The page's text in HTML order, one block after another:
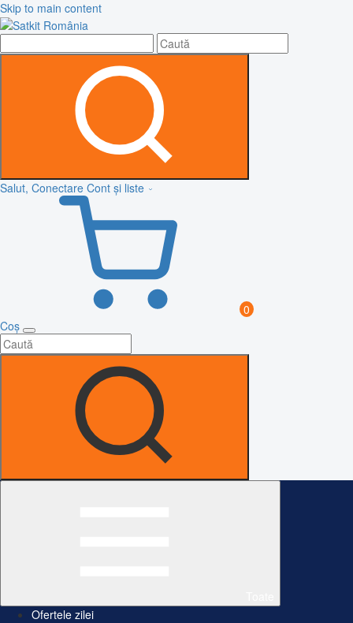
Skip to main content
Salut, Conectare Cont și liste
0
Coș
Ofertele zilei